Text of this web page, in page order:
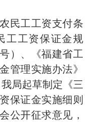
工工资支付条
工工资保证金规
）、《福建省工
管理实施办法》
我局起草制定《三
保证金实施细则
公开征求意见，